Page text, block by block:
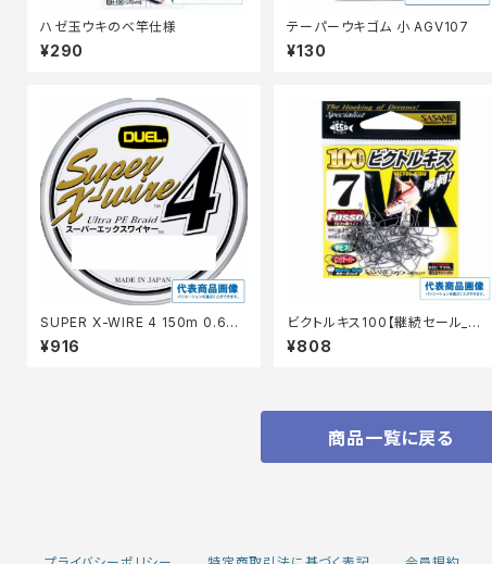
ハゼ玉ウキのべ竿仕様
¥290
テーパーウキゴム 小 AGV107
¥130
SUPER X-WIRE 4 150m 0.6号
S シルバー【継続セール_仕掛】
¥916
ビクトルキス100【継続セール_仕
掛】
¥808
商品一覧に戻る